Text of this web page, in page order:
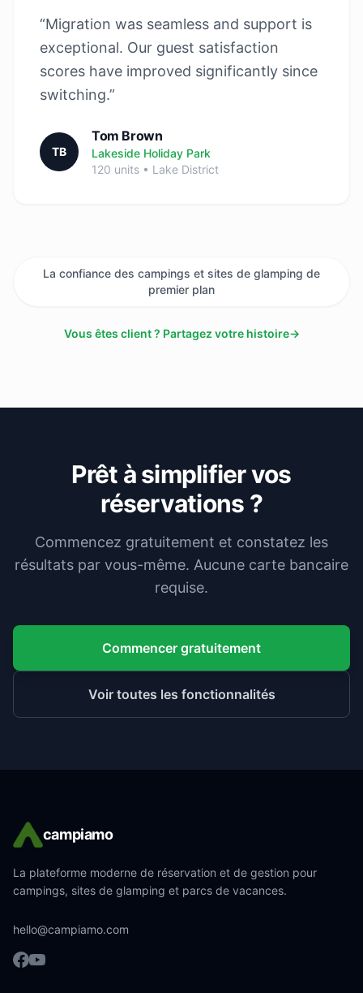
“Migration was seamless and support is
exceptional. Our guest satisfaction
scores have improved significantly since
switching.”
TB
Tom Brown
Lakeside Holiday Park
120 units • Lake District
La confiance des campings et sites de glamping de
premier plan
Vous êtes client ? Partagez votre histoire→
Prêt à simplifier vos
réservations ?
Commencez gratuitement et constatez les
résultats par vous-même. Aucune carte bancaire
requise.
Commencer gratuitement
Voir toutes les fonctionnalités
campiamo
La plateforme moderne de réservation et de gestion pour
campings, sites de glamping et parcs de vacances.
hello@campiamo.com